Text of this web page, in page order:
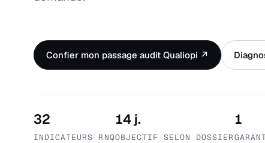
Confier mon passage audit Qualiopi ↗
32
INDICATEURS RNQ
14 j.
OBJECTIF SELON DOSSIER
1